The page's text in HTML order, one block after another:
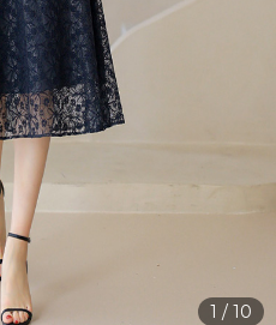
1 / 10